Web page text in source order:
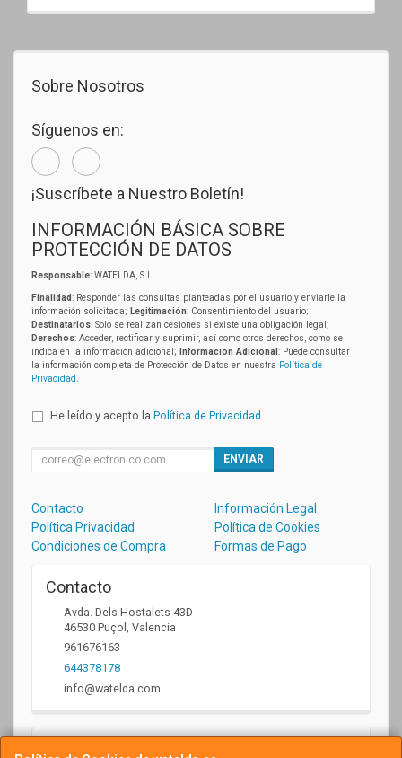
Sobre Nosotros
Síguenos en:
¡Suscríbete a Nuestro Boletín!
INFORMACIÓN BÁSICA SOBRE
PROTECCIÓN DE DATOS
Responsable: WATELDA, S.L.
Finalidad: Responder las consultas planteadas por el usuario y enviarle la
información solicitada; Legitimación: Consentimiento del usuario;
Destinatarios: Solo se realizan cesiones si existe una obligación legal;
Derechos: Acceder, rectificar y suprimir, así como otros derechos, como se
indica en la información adicional;
Información Adicional : Puede consultar
la información completa de Protección de Datos en nuestra Política de
Privacidad
He leído y acepto la Política de Privacidad
ENVIAR
Contacto
Información Legal
Política Privacidad
Política de Cookies
Condiciones de Compra
Formas de Pago
Contacto
Avda. Dels Hostalets 43D
46530 Puçol Valencia
961676163
644378178
info@watelda.com